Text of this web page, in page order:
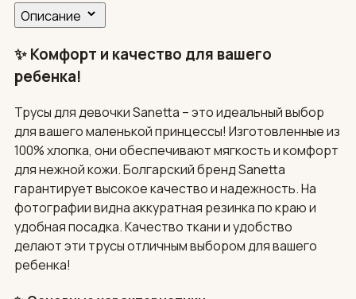
Описание
✨ Комфорт и качество для вашего
ребенка!
Трусы для девочки Sanetta – это идеальный выбор
для вашего маленькой принцессы! Изготовленные из
100% хлопка, они обеспечивают мягкость и комфорт
для нежной кожи. Болгарский бренд Sanetta
гарантирует высокое качество и надежность. На
фотографии видна аккуратная резинка по краю и
удобная посадка. Качество ткани и удобство
делают эти трусы отличным выбором для вашего
ребенка!